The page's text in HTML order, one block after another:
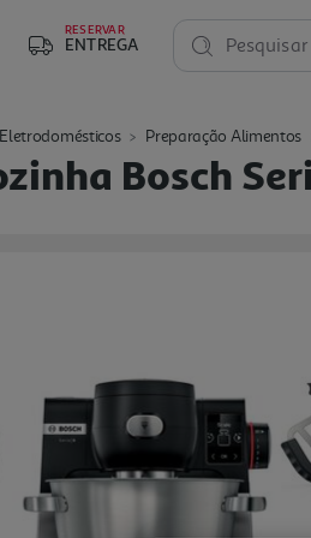
RESERVAR
ENTREGA Pesquisar
Preparação Alimentos
Bosch